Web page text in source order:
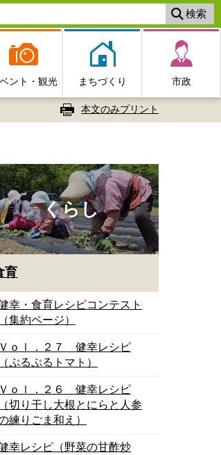
ント・観光 まちづくり 市政
本文のみプリント
くらし
育
幸・食育レシピコンテスト
（集約ページ）
Ｖｏｌ．２７ 健幸レシピ
（ぷるぷるトマト）
Ｖｏｌ．２６ 健幸レシピ
（切り干し大根とにらと人参
練りごま和え）
幸レシピ（野菜の甘酢炒